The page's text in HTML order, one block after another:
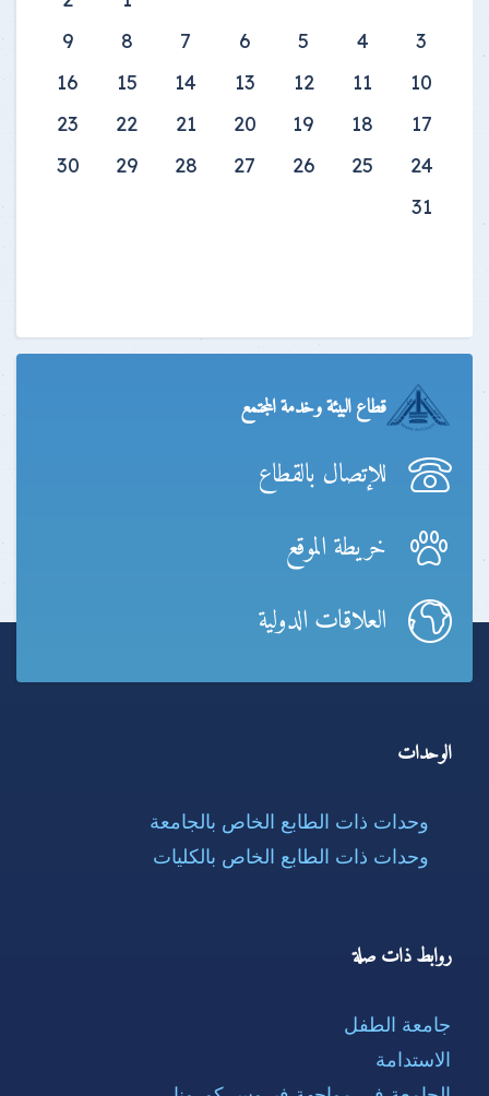
3
4
5
6
7
8
9
10
11
12
13
14
15
16
17
18
19
20
21
22
23
24
25
26
27
28
29
30
31
قطاع البيئة وخدمة المجتمع
للإتصال بالقطاع
خريطة الموقع
العلاقات الدولية
الوحدات
وحدات ذات الطابع الخاص بالجامعة
وحدات ذات الطابع الخاص بالكليات
روابط ذات صلة
جامعة الطفل
الاستدامة